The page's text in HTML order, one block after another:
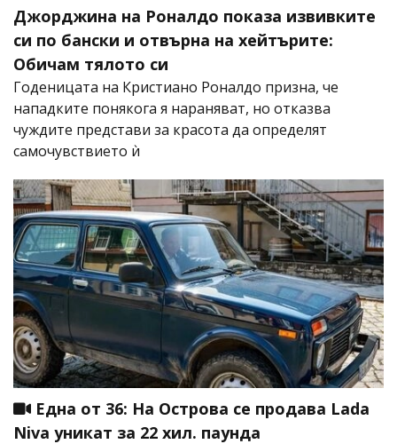
Джорджина на Роналдо показа извивките
си по бански и отвърна на хейтърите:
Обичам тялото си
Годеницата на Кристиано Роналдо призна, че
нападките понякога я нараняват, но отказва
чуждите представи за красота да определят
самочувствието ѝ
Една от 36: На Острова се продава Lada
Niva уникат за 22 хил. паунда